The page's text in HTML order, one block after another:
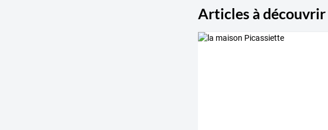
Articles à découvrir